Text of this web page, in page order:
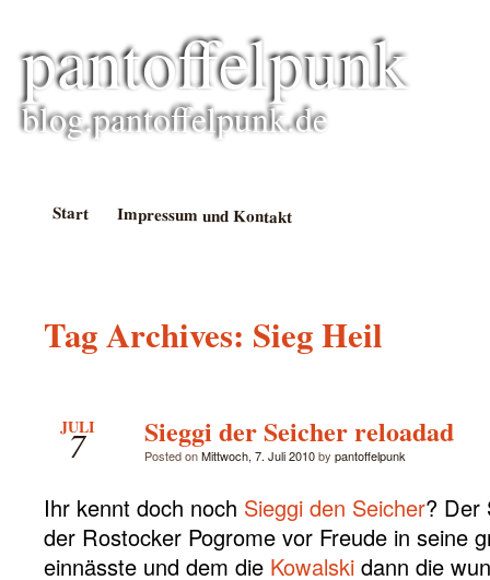
pantoffelpunk
blog.pantoffelpunk.de
Start Impressum und Kontakt
Tag Archives: Sieg Heil
JULI
7 Sieggi der Seicher reloadad
Posted onMittwoch, 7. Juli 2010by pantoffelpunk
Ihr kennt doch noch Sieggi den Seicher? Der
der Rostocker Pogrome vor Freude in seine
einnässte und dem die Kowalski dann die